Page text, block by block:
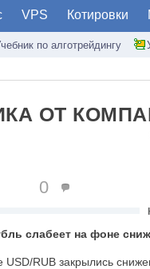
VPS Котировки
по алготрейдингу
ОТ
0
слабеет на фоне
USD/RUB закрылись